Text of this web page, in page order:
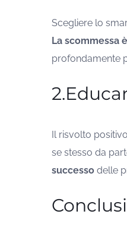
Scegliere lo
La scommessa
profondamente
Il risvolto
se stesso da
successodelle